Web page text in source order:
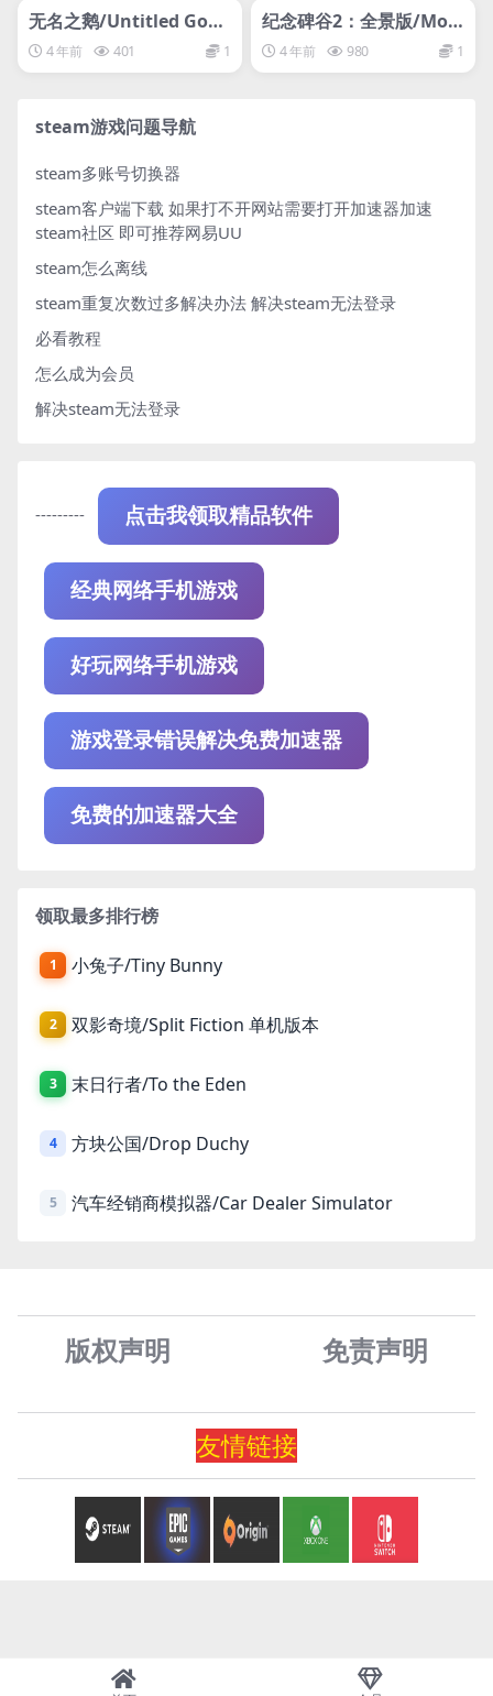
svip专属
无名之鹅/Untitled Goos
e Game
4 年前 401 1
svip专属
纪念碑谷2：全景版/Mon
ument Valley 2: Panor
amic Edition纪念碑谷
4 年前 980 1
steam游戏问题导航
steam多账号切换器
steam客户端下载 如果打不开网站需要打开加速器加速
steam社区 即可推荐网易UU
steam怎么离线
steam重复次数过多解决办法 解决steam无法登录
必看教程
怎么成为会员
解决steam无法登录
--------- 点击我领取精品软件
经典网络手机游戏
好玩网络手机游戏
游戏登录错误解决免费加速器
免费的加速器大全
领取最多排行榜
1 小兔子/Tiny Bunny
2 双影奇境/Split Fiction 单机版本
3 末日行者/To the Eden
4 方块公国/Drop Duchy
5 汽车经销商模拟器/Car Dealer Simulator
版权声明 免责声明
友情链接